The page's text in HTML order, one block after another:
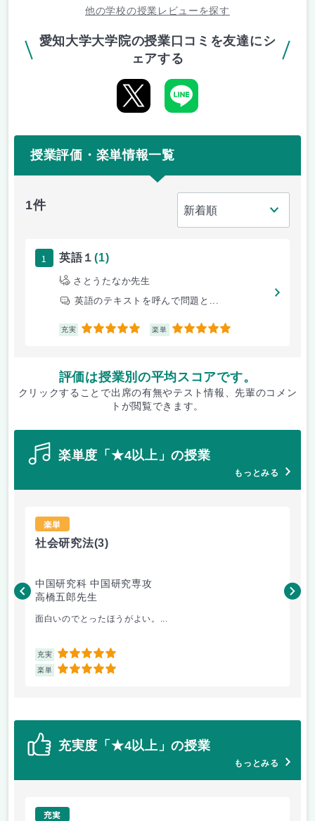
他の学校の授業レビューを探す
愛知大学大学院の授業口コミを友達にシ
ェアする
授業評価・楽単情報一覧
1件
1 英語１(1)
さとうたなか先生
英語のテキストを呼んで問題と...
充実 5 楽単 5
評価は授業別の平均スコアです。
クリックすることで出席の有無やテスト情報、先輩のコメン
トが閲覧できます。
楽単度「★4以上」の授業
もっとみる
楽単
社会研究法(3)
中国研究科 中国研究専攻
高橋五郎先生
面白いのでとったほうがよい。...
充実 5
楽単 5
木
充実度「★4以上」の授業
もっとみる
充実